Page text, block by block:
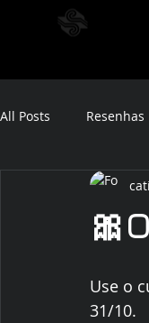
All Posts Resenhas
Use o
31/10.